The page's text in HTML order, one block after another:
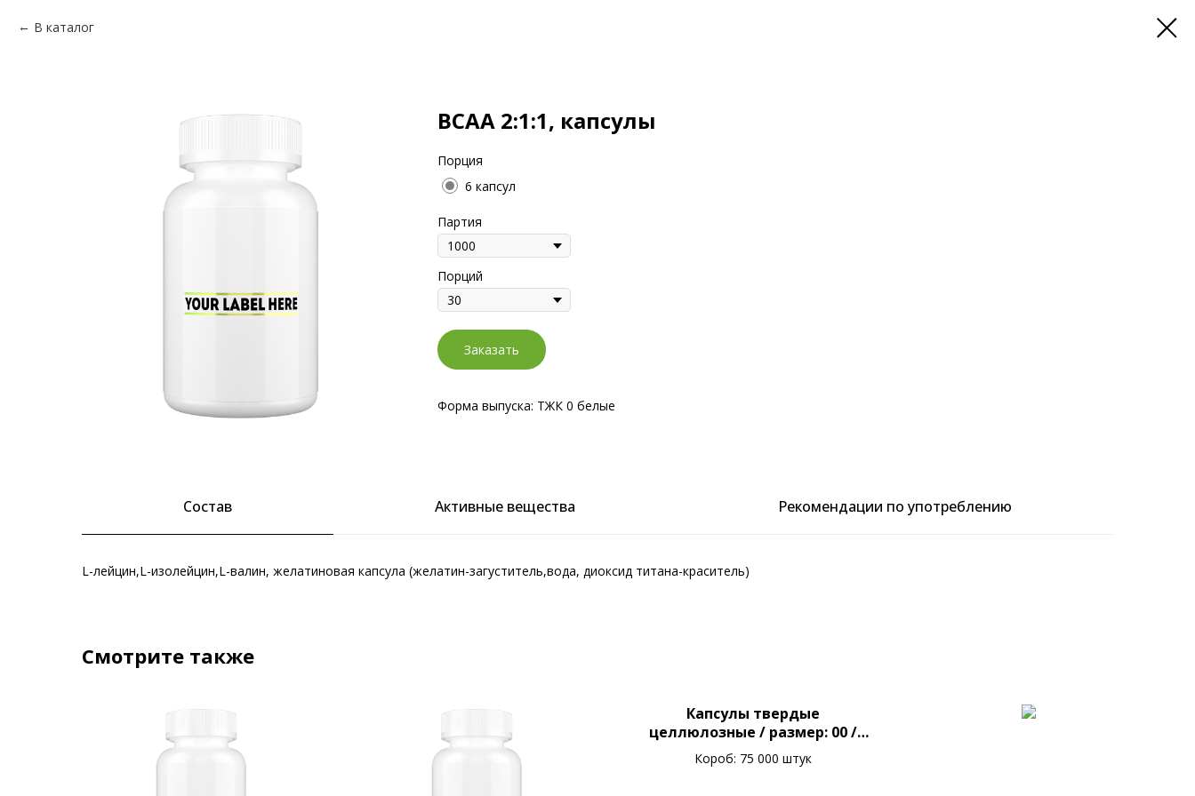
В каталог
ВСАА 2:1:1, капсулы
Порция
6 капсул
Партия
Порций
Заказать
Форма выпуска: ТЖК 0 белые
Состав Активные вещества Рекомендации по употреблению
L-лейцин,L-изолейцин,L-валин, желатиновая капсула (желатин-загуститель,вода, диоксид титана-краситель)
Смотрите также
Капсулы твердые
целлюлозные / размер: 00 /
цвет: прозрачные / (ТЦК #00)
Короб: 75 000 штук